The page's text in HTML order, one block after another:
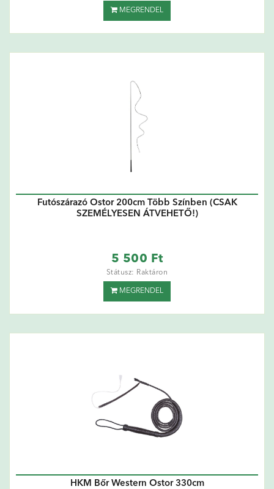
MEGRENDEL
Futószárazó Ostor 200cm Több Színben (CSAK
SZEMÉLYESEN ÁTVEHETŐ!)
5 500 Ft
Státusz: Raktáron
MEGRENDEL
HKM Bőr Western Ostor 330cm